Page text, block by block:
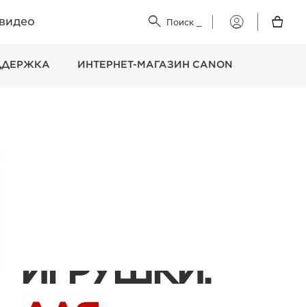
 Поиск
Мой

ИНТЕРНЕТ-МАГАЗИН CANON
ИГРУШКИ.